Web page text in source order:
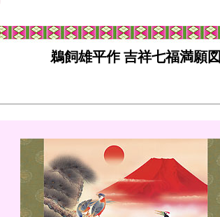
鵜飼雄平作 吉祥七福満願図